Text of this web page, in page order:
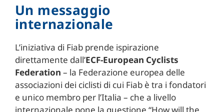
Un messaggio
internazionale
L’iniziativa di Fiab prende ispirazione
direttamente dall’ECF-European Cyclists
Federation – la Federazione europea delle
associazioni dei ciclisti di cui Fiab è tra i fondatori
e unico membro per l’Italia – che a livello
internazionale pone la questione “How will the